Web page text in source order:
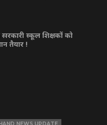
स्कूल शिक्षकों को
तैयार !